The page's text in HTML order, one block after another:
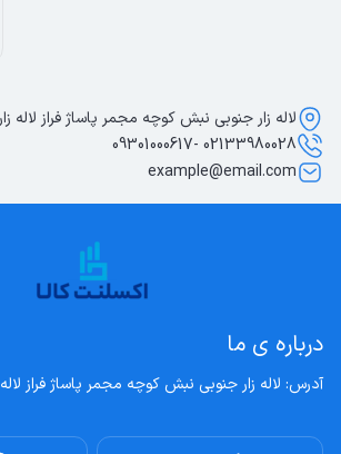
درباره ی ما
آدرس: لاله زار جنوبی نبش کوچه مجمر پاساژ فراز لاله
لاله زار جنوبی نبش کوچه مجمر پاساژ فراز لاله
02133980028 -09301000617
example@email.com